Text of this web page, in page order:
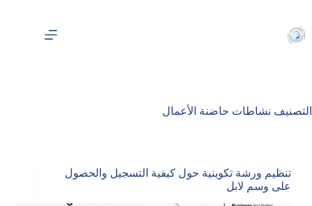
المحتوى
التصنيف نشاطات حاضنة الأعمال
تنظيم ورشة تكوينية حول كيفية التسجيل والحصول
على وسم لابل